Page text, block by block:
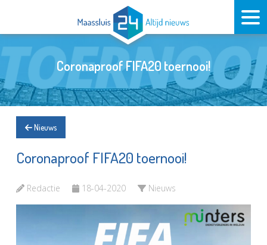
Coronaproof FIFA20 toernooi!
Nieuws
Coronaproof FIFA20 toernooi!
Redactie 18-04-2020 Nieuws